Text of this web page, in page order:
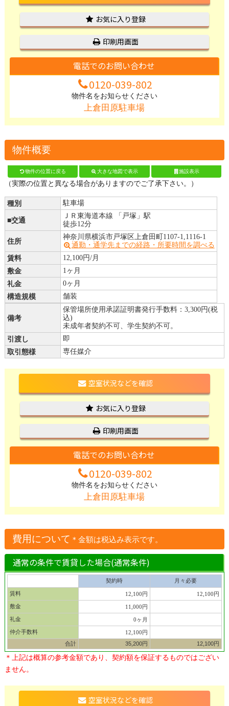
お気に入り登録
印刷用画面
電話でのお問い合わせ
0120-039-802
物件名をお知らせください
上倉田原駐車場
物件概要
種別 駐車場
■交通
ＪＲ東海道本線 「戸塚」駅
徒歩12分
住所
神奈川県横浜市戸塚区上倉田町1107-1,1116-1
通勤・通学先までの経路・所要時間を調べる
賃料 12,100円/月
敷金 1ヶ月
礼金 0ヶ月
構造規模 舗装
物件の位置に戻る 大きな地図で表示 施設表示
ー
3 km
Leaflet
Map data ©OpenStreetMap contributors, Imagery ©
（実際の位置と異なる場合がありますのでご了承下さい。）
備考
保管場所使用承諾証明書発行手数料：3,300円(税
込)
未成年者契約不可、学生契約不可。
引渡し 即
取引態様 専任媒介
空室状況などを確認
お気に入り登録
印刷用画面
電話でのお問い合わせ
0120-039-802
物件名をお知らせください
上倉田原駐車場
費用について ＊金額は税込み表示です。
通常の条件で賃貸した場合(通常条件)
契約時 月々必要
賃料 12,100円
12,100円
敷金
11,000円
礼金
0ヶ月
仲介手数料
12,100円
合計
35,200円 12,100円
＊上記は概算の参考金額であり、契約額を保証するものではござい
ません。
空室状況などを確認